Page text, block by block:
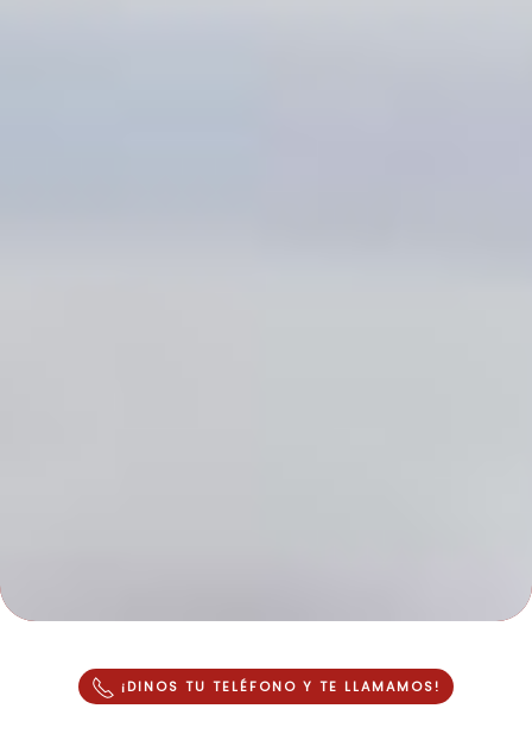
¡DINOS TU TELÉFONO Y TE LLAMAMOS!